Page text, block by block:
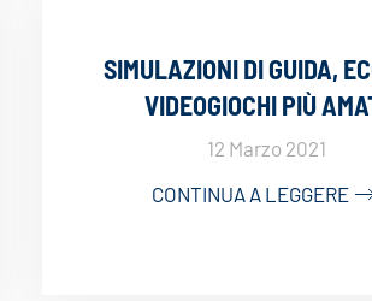
SIMULAZIONI DI GUIDA,
VIDEOGIOCHI PIÙ
12 Marzo 2021
CONTINUA A LEGGERE